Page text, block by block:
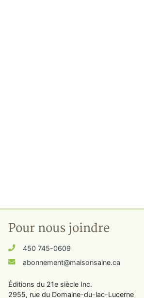
Pour nous joindre
450 745-0609
abonnement@maisonsaine.ca
Éditions du 21e siècle Inc.
2955, rue du Domaine-du-lac-Lucerne